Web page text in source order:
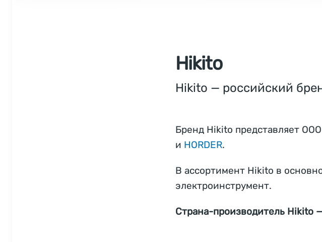
Hikito
Hikito — российский
Бренд Hikito представляет
и HORDER.
В ассортимент Hikito в
электроинструмент.
Страна-производитель Hikito